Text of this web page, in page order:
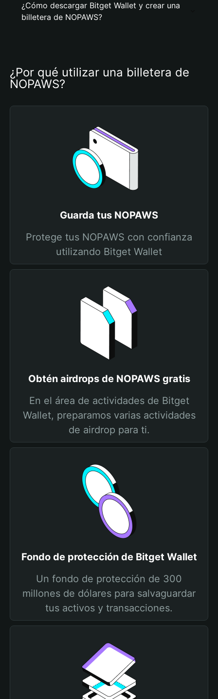
¿Cómo descargar Bitget Wallet y crear una
billetera de NOPAWS?
¿Por qué utilizar una billetera de
NOPAWS?
Guarda tus NOPAWS
Protege tus NOPAWS con confianza
utilizando Bitget Wallet
Obtén airdrops de NOPAWS gratis
En el área de actividades de Bitget
Wallet, preparamos varias actividades
de airdrop para ti.
Fondo de protección de Bitget Wallet
Un fondo de protección de 300
millones de dólares para salvaguardar
tus activos y transacciones.